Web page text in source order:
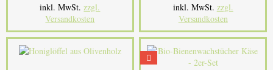
inkl. MwSt.zzgl.
Versandkosten
inkl. MwSt. zzgl.
Versandkosten